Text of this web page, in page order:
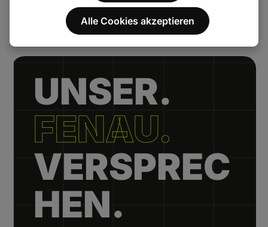
UNSER.
FENAU.
VERSPREC
HEN.
Alle Cookies akzeptieren